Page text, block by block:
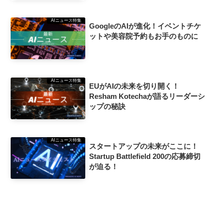
AIニュース特集
GoogleのAIが進化！イベントチケ
ットや美容院予約もお手のものに
AIニュース特集
EUがAIの未来を切り開く！
Resham Kotechaが語るリーダーシ
ップの秘訣
AIニュース特集
スタートアップの未来がここに！
Startup Battlefield 200の応募締切
が迫る！